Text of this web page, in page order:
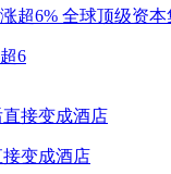
6
变成酒店